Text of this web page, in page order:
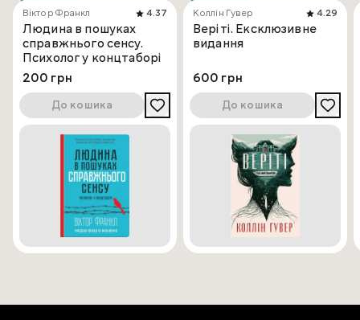
Віктор Франкл
4.37
Людина в пошуках
справжнього сенсу.
Психолог у концтаборі
200 грн
До кошика
Коллін Гувер
4.29
Веріті. Ексклюзивне
видання
600 грн
До кошика